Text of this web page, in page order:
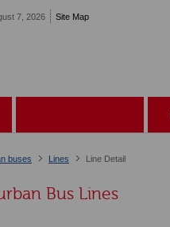
7, 2026 Site Map
buses Lines Line Detail
Bus Lines